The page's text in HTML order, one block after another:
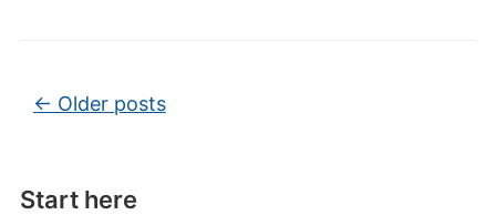
Start here
Post navigation
← Older posts